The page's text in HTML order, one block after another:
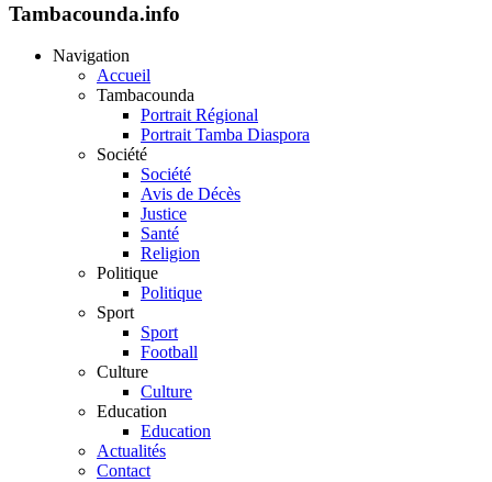
Tambacounda.info
Navigation
Accueil
Tambacounda
Portrait Régional
Portrait Tamba Diaspora
Société
Société
Avis de Décès
Justice
Santé
Religion
Politique
Politique
Sport
Sport
Football
Culture
Culture
Education
Education
Actualités
Contact